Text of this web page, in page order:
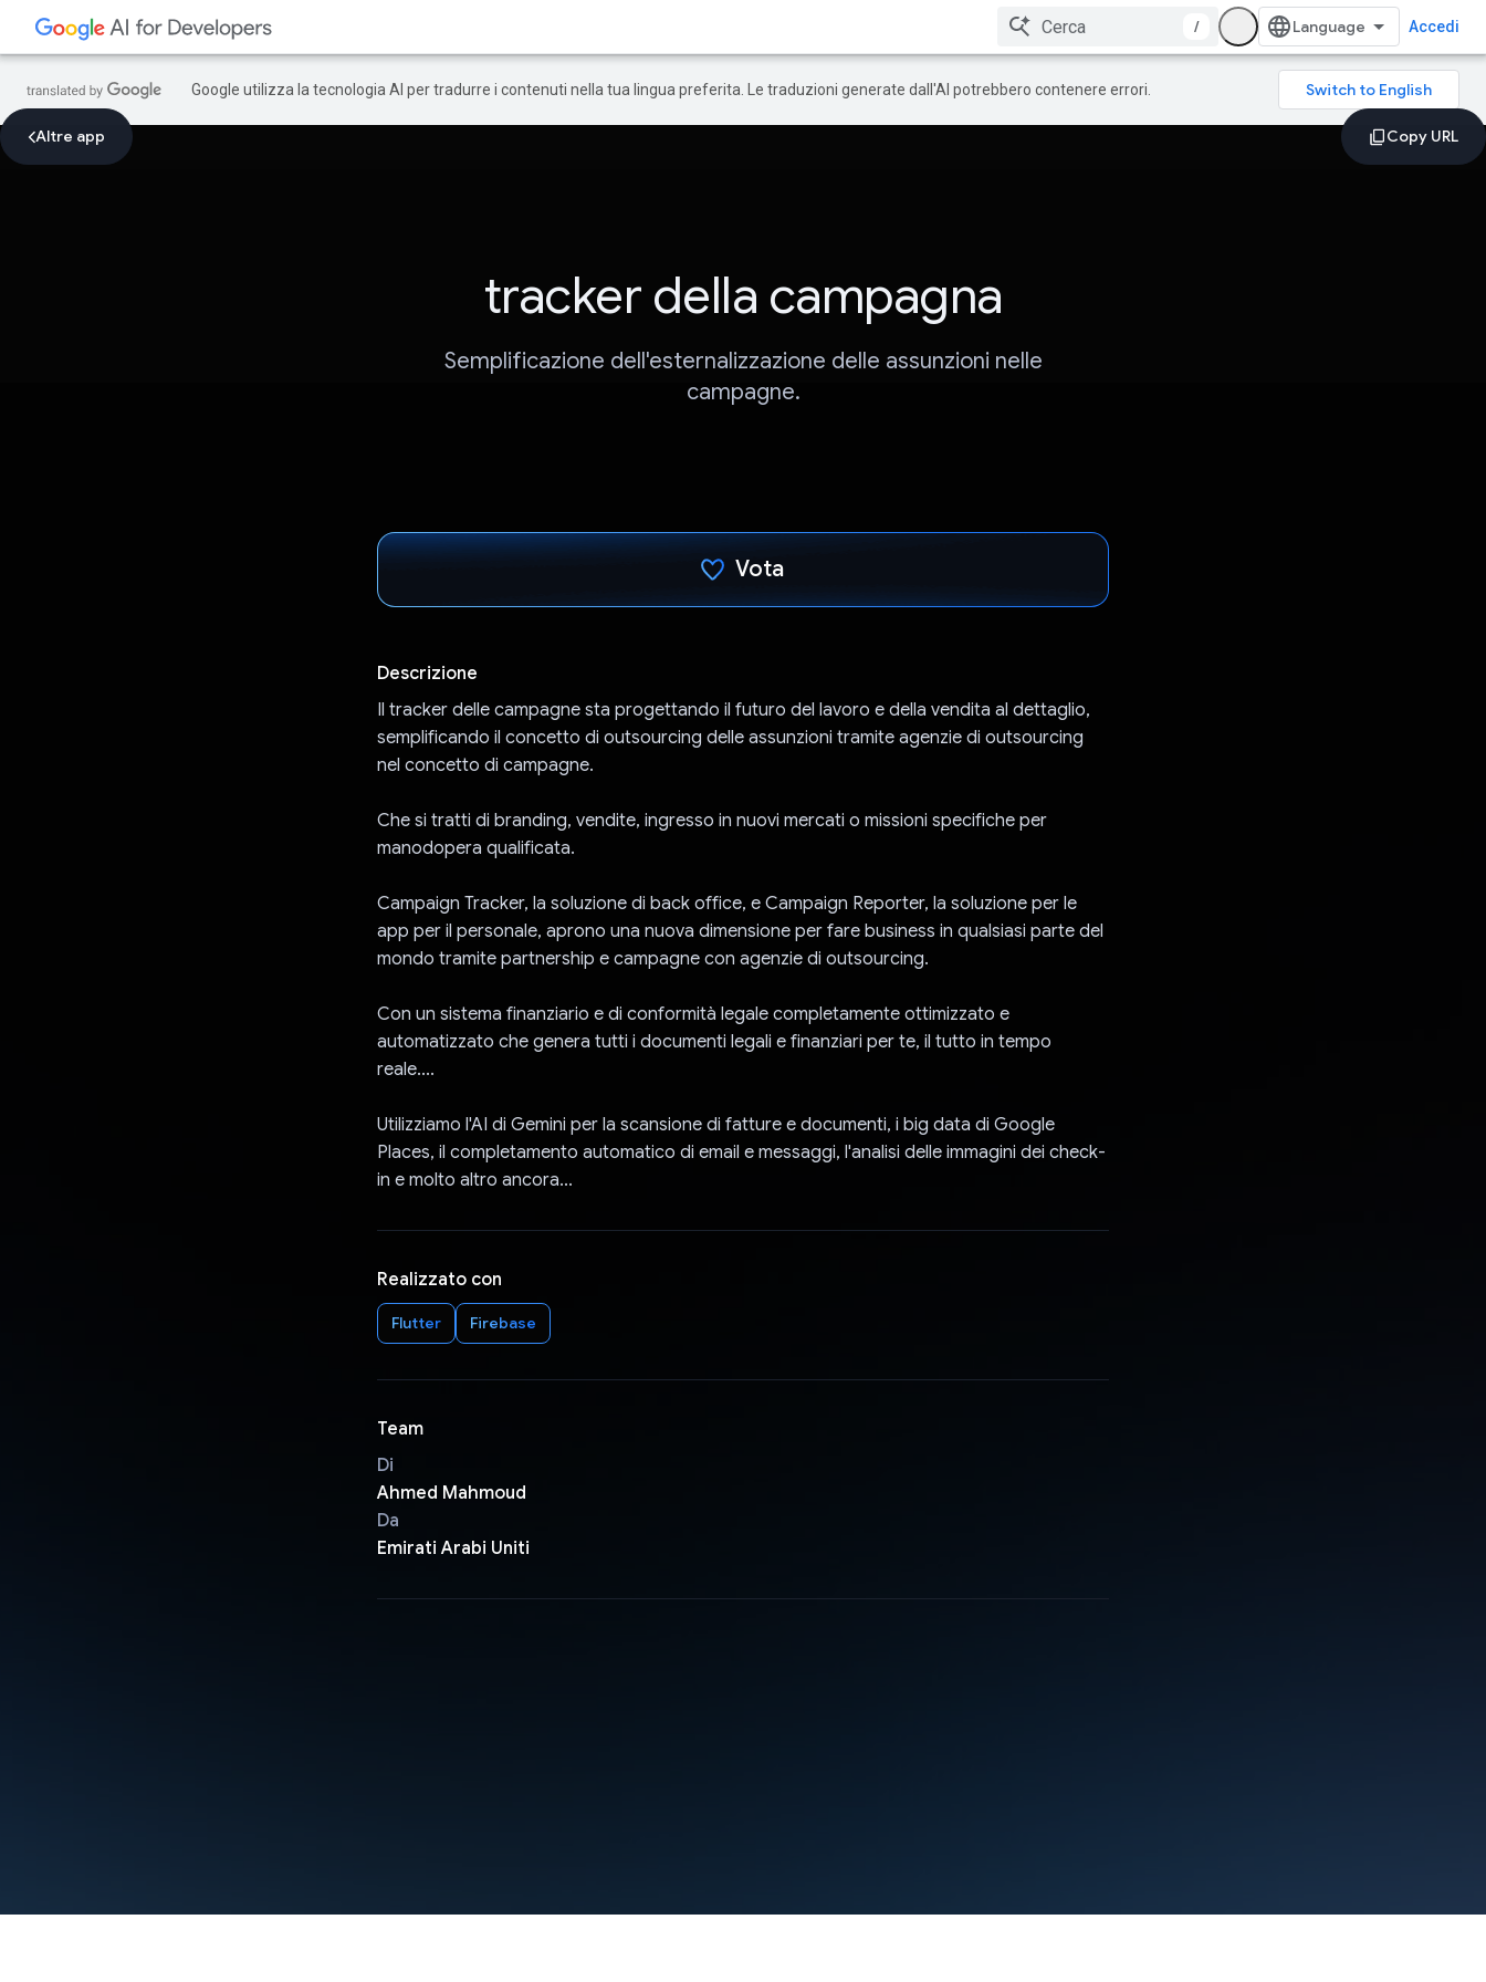
/ Accedi
Google utilizza la tecnologia AI per tradurre i contenuti nella tua lingua preferita. Le traduzioni generate dall'AI potrebbero contenere errori.
Altre app
tracker della campagna
Semplificazione dell'esternalizzazione delle assunzioni nelle
campagne.
Vota
Descrizione
Il tracker delle campagne sta progettando il futuro del lavoro e della vendita al dettaglio,
semplificando il concetto di outsourcing delle assunzioni tramite agenzie di outsourcing
nel concetto di campagne.
Che si tratti di branding, vendite, ingresso in nuovi mercati o missioni specifiche per
manodopera qualificata.
Campaign Tracker, la soluzione di back office, e Campaign Reporter, la soluzione per le
app per il personale, aprono una nuova dimensione per fare business in qualsiasi parte del
mondo tramite partnership e campagne con agenzie di outsourcing.
Con un sistema finanziario e di conformità legale completamente ottimizzato e
automatizzato che genera tutti i documenti legali e finanziari per te, il tutto in tempo
reale....
Utilizziamo l'AI di Gemini per la scansione di fatture e documenti, i big data di Google
Places, il completamento automatico di email e messaggi, l'analisi delle immagini dei check-
in e molto altro ancora...
Realizzato con
Flutter Firebase
Team
Di
Ahmed Mahmoud
Da
Emirati Arabi Uniti